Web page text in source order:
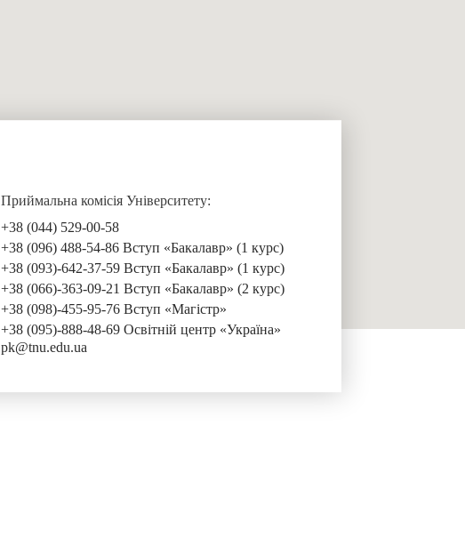
Приймальна комісія Університету:
+38 (044) 529-00-58
+38 (096) 488-54-86 Вступ «Бакалавр» (1 курс)
+38 (093)-642-37-59 Вступ «Бакалавр» (1 курс)
+38 (066)-363-09-21 Вступ «Бакалавр» (2 курс)
+38 (098)-455-95-76 Вступ «Магістр»
+38 (095)-888-48-69 Освітній центр «Україна»
pk@tnu.edu.ua